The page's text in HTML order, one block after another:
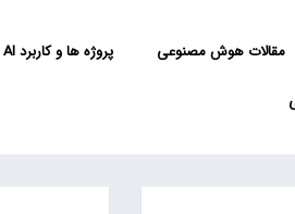
مقالات هوش مصنوعی پروژه ها و کاربرد AI